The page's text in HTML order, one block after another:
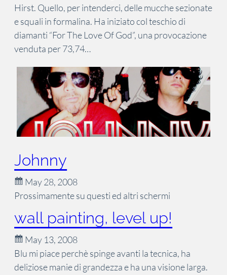
Hirst. Quello, per intenderci, delle mucche sezionate
e squali in formalina. Ha iniziato col teschio di
diamanti “For The Love Of God”, una provocazione
venduta per 73,74…
Johnny
May 28, 2008
Prossimamente su questi ed altri schermi
wall painting, level up!
May 13, 2008
Blu mi piace perchè spinge avanti la tecnica, ha
deliziose manie di grandezza e ha una visione larga.